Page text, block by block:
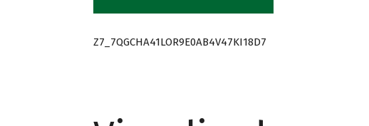
Z7_7QGCHA41LOR9E0AB4V47KI18D7